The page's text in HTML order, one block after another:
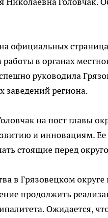
официальных
в органах
руководила
заведений региона.
на пост главы
и инновациям.
стоящие перед
в Грязовецком
продолжить
Ожидается,